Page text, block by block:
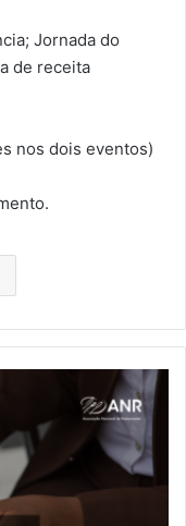
Jornada do
de receita
nos dois eventos)